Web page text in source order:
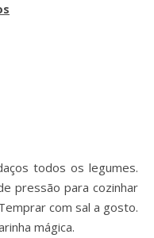
todos os legumes.
pressão para cozinhar
com sal a gosto.
mágica.